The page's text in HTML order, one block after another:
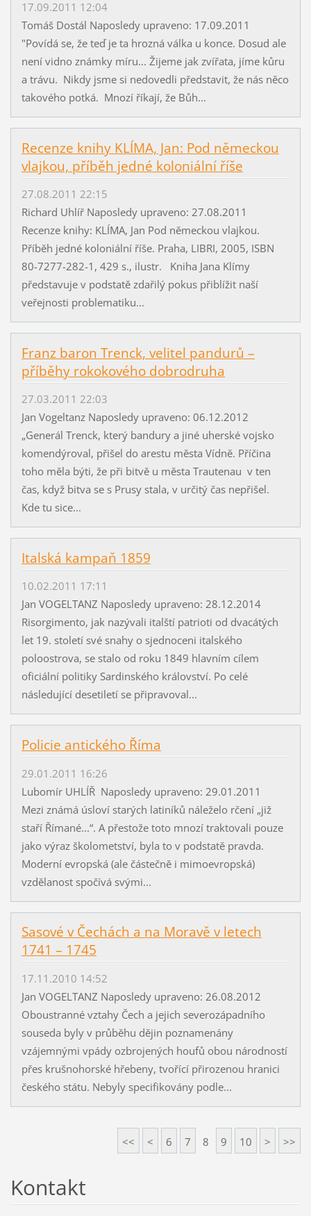
17.09.2011 12:04
Tomáš Dostál Naposledy upraveno: 17.09.2011
"Povídá se, že teď je ta hrozná válka u konce. Dosud ale
není vidno známky míru... Žijeme jak zvířata, jíme kůru
a trávu. Nikdy jsme si nedovedli představit, že nás něco
takového potká. Mnozí říkají, že Bůh...
Recenze knihy KLÍMA, Jan: Pod německou
vlajkou, příběh jedné koloniální říše
27.08.2011 22:15
Richard Uhlíř Naposledy upraveno: 27.08.2011
Recenze knihy: KLÍMA, Jan Pod německou vlajkou.
Příběh jedné koloniální říše. Praha, LIBRI, 2005, ISBN
80-7277-282-1, 429 s., ilustr. Kniha Jana Klímy
představuje v podstatě zdařilý pokus přiblížit naší
veřejnosti problematiku...
Franz baron Trenck, velitel pandurů –
příběhy rokokového dobrodruha
27.03.2011 22:03
Jan Vogeltanz Naposledy upraveno: 06.12.2012
„Generál Trenck, který bandury a jiné uherské vojsko
komendýroval, přišel do arestu města Vídně. Příčina
toho měla býti, že při bitvě u města Trautenau v ten
čas, když bitva se s Prusy stala, v určitý čas nepřišel.
Kde tu sice...
Italská kampaň 1859
10.02.2011 17:11
Jan VOGELTANZ Naposledy upraveno: 28.12.2014
Risorgimento, jak nazývali italští patrioti od dvacátých
let 19. století své snahy o sjednoceni italského
poloostrova, se stalo od roku 1849 hlavním cílem
oficiální politiky Sardinského království. Po celé
následující desetiletí se připravoval...
Policie antického Říma
29.01.2011 16:26
Lubomír UHLÍŘ Naposledy upraveno: 29.01.2011
Mezi známá úsloví starých latiníků náleželo rčení „již
staří Římané...“. A přestože toto mnozí traktovali pouze
jako výraz školometství, byla to v podstatě pravda.
Moderní evropská (ale částečně i mimoevropská)
vzdělanost spočívá svými...
Sasové v Čechách a na Moravě v letech
1741 – 1745
17.11.2010 14:52
Jan VOGELTANZ Naposledy upraveno: 26.08.2012
Oboustranné vztahy Čech a jejich severozápadního
souseda byly v průběhu dějin poznamenány
vzájemnými vpády ozbrojených houfů obou národností
přes krušnohorské hřebeny, tvořící přirozenou hranici
českého státu. Nebyly specifikovány podle...
<< < 6 7 8 9 10 > >>
Kontakt